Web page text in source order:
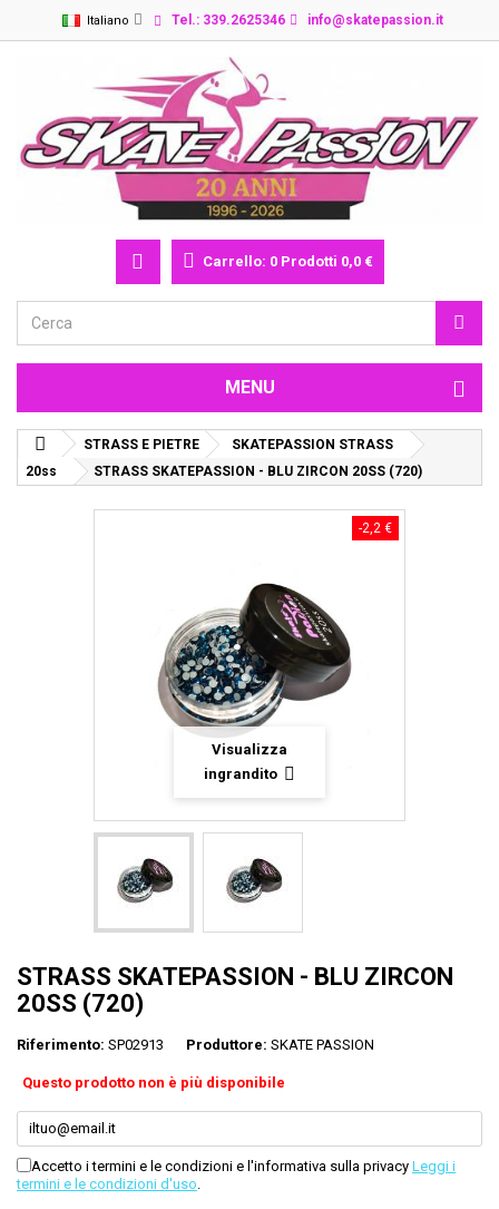
Italiano Tel.: 339.2625346 info@skatepassion.it
Carrello: 0 Prodotti 0,0 €
MENU
STRASS E PIETRE
SKATEPASSION STRASS
20ss
STRASS SKATEPASSION - BLU ZIRCON 20SS (720)
-2,2 €
Visualizza
ingrandito
STRASS SKATEPASSION - BLU ZIRCON
20SS (720)
Riferimento: SP02913 Produttore: SKATE PASSION
Questo prodotto non è più disponibile
Accetto i termini e le condizioni e l'informativa sulla privacy Leggi i
termini e le condizioni d'uso